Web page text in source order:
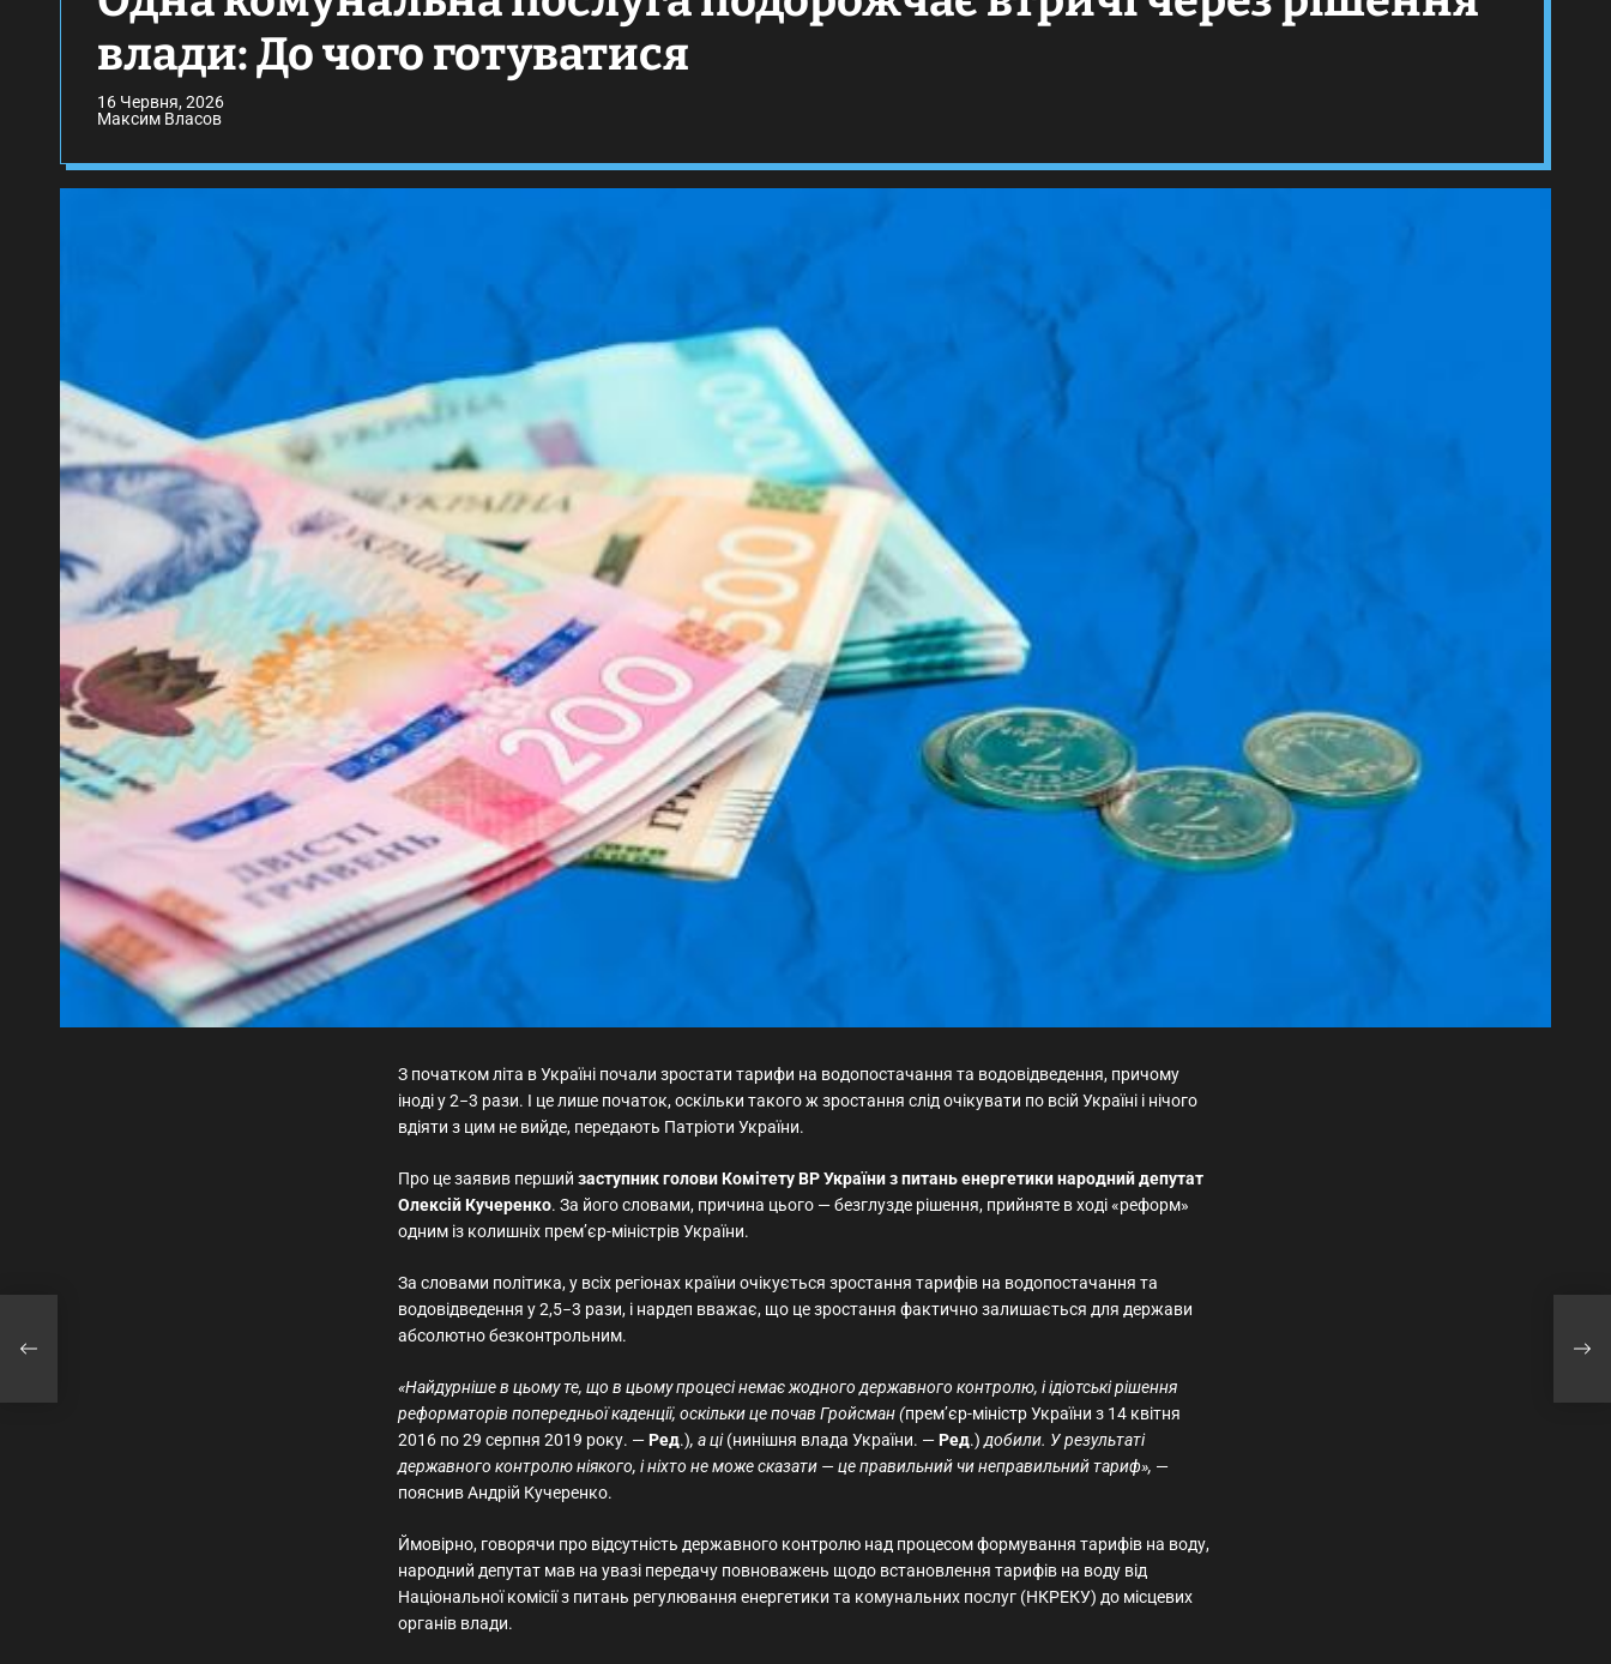
влади: До чого готуватися
16 Червня, 2026
Максим Власов
З початком літа в Україні почали зростати тарифи на водопостачання та водовідведення, причому
іноді у 2−3 рази. І це лише початок, оскільки такого ж зростання слід очікувати по всій Україні і нічого
вдіяти з цим не вийде, передають Патріоти України.
Про це заявив перший заступник голови Комітету ВР України з питань енергетики народний депутат
Олексій Кучеренко. За його словами, причина цього — безглузде рішення, прийняте в ході «реформ»
одним із колишніх прем’єр-міністрів України.
За словами політика, у всіх регіонах країни очікується зростання тарифів на водопостачання та
водовідведення у 2,5−3 рази, і нардеп вважає, що це зростання фактично залишається для держави
абсолютно безконтрольним.
«Найдурніше в цьому те, що в цьому процесі немає жодного державного контролю, і ідіотські рішення
реформаторів попередньої каденції, оскільки це почав Гройсман (прем’єр-міністр України з 14 квітня
2016 по 29 серпня 2019 року. —Ред.), а ці(нинішня влада України. —Ред.)добили. У результаті
державного контролю ніякого, і ніхто не може сказати — це правильний чи неправильний тариф», —
пояснив Андрій Кучеренко.
Ймовірно, говорячи про відсутність державного контролю над процесом формування тарифів на воду,
народний депутат мав на увазі передачу повноважень щодо встановлення тарифів на воду від
Національної комісії з питань регулювання енергетики та комунальних послуг (НКРЕКУ) до місцевих
органів влади.